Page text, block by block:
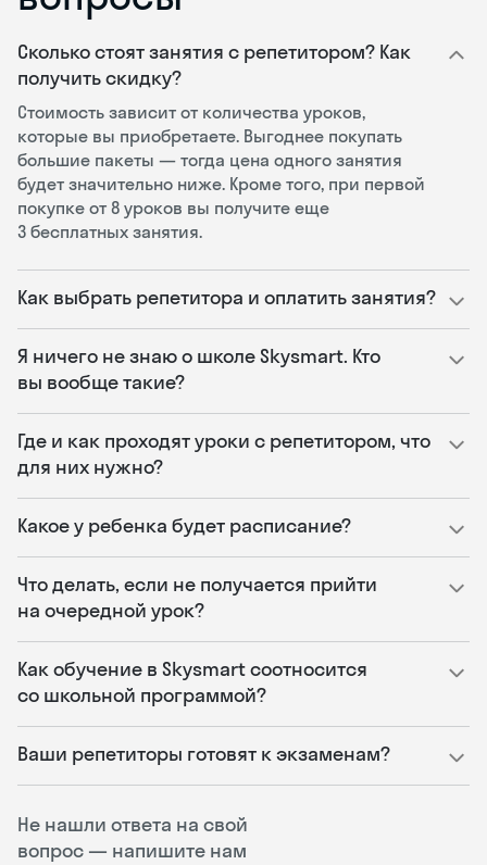
Не нашли ответа на свой
вопрос — напишите нам
Сколько стоят занятия с репетитором? Как
получить скидку?
Стоимость зависит от количества уроков,
которые вы приобретаете. Выгоднее покупать
большие пакеты — тогда цена одного занятия
будет значительно ниже. Кроме того, при первой
покупке от 8 уроков вы получите еще
3 бесплатных занятия.
Как выбрать репетитора и оплатить занятия?
Я ничего не знаю о школе Skysmart. Кто
вы вообще такие?
Где и как проходят уроки с репетитором, что
для них нужно?
Какое у ребенка будет расписание?
Что делать, если не получается прийти
на очередной урок?
Как обучение в Skysmart соотносится
со школьной программой?
Ваши репетиторы готовят к экзаменам?